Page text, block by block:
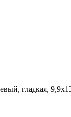
гладкая,